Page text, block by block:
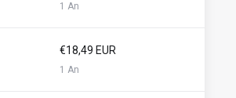
1 An
€18,49 EUR
1 An